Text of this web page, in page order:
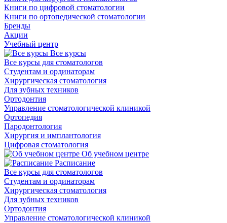
Книги по цифровой стоматологии
Книги по ортопедической стоматологии
Бренды
Акции
Учебный центр
Все курсы
Все курсы для стоматологов
Студентам и ординаторам
Хирургическая стоматология
Для зубных техников
Ортодонтия
Управление стоматологической клиникой
Ортопедия
Пародонтология
Хирургия и имплантология
Цифровая стоматология
Об учебном центре
Расписание
Все курсы для стоматологов
Студентам и ординаторам
Хирургическая стоматология
Для зубных техников
Ортодонтия
Управление стоматологической клиникой